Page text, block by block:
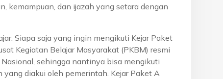
kemampuan, dan ijazah yang setara dengan
Siapa saja yang ingin mengikuti Kejar Paket
Kegiatan Belajar Masyarakat (PKBM) resmi
sehingga nantinya bisa mengikuti
diakui oleh pemerintah. Kejar Paket A